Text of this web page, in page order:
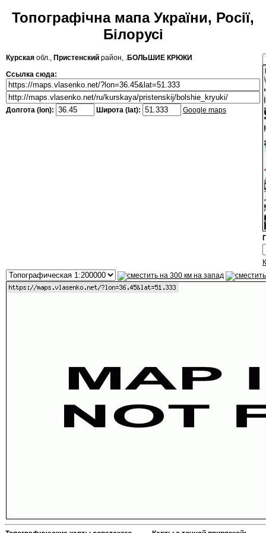
Топографічна мапа України, Росії,
Білорусі
Курская обл., Пристенский район, .БОЛЬШИЕ КРЮКИ
Ссылка сюда:
Долгота (lon): Широта (lat): Google maps